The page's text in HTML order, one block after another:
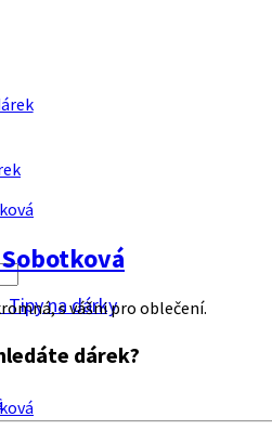
Tipy na dárky
dárek?
s vášni pro oblečení.